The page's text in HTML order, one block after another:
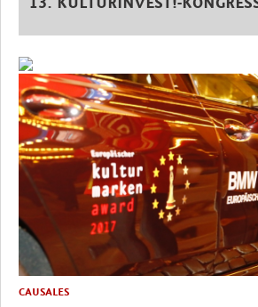
13. KULTURINVEST!-
CAUSALES